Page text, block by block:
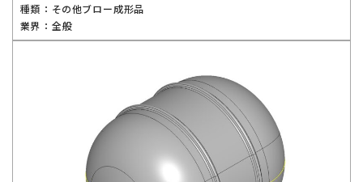
種類 ： その他ブロー成形品
業界 ： 全般